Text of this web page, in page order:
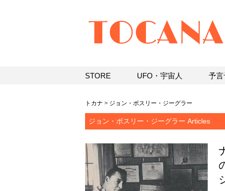
トカナ > ジョン・ボスリー・ジーグラー
ジョン・ボスリー・ジーグラー Articles
STORE UFO・宇宙人 予言